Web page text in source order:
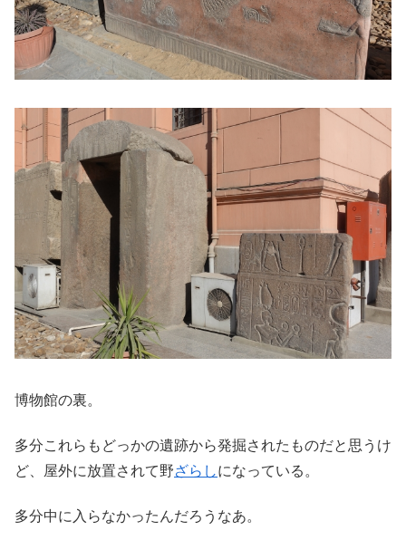
博物館の裏。
多分これらもどっかの遺跡から発掘されたものだと思うけ
ど、屋外に放置されて野ざらしになっている。
多分中に入らなかったんだろうなあ。